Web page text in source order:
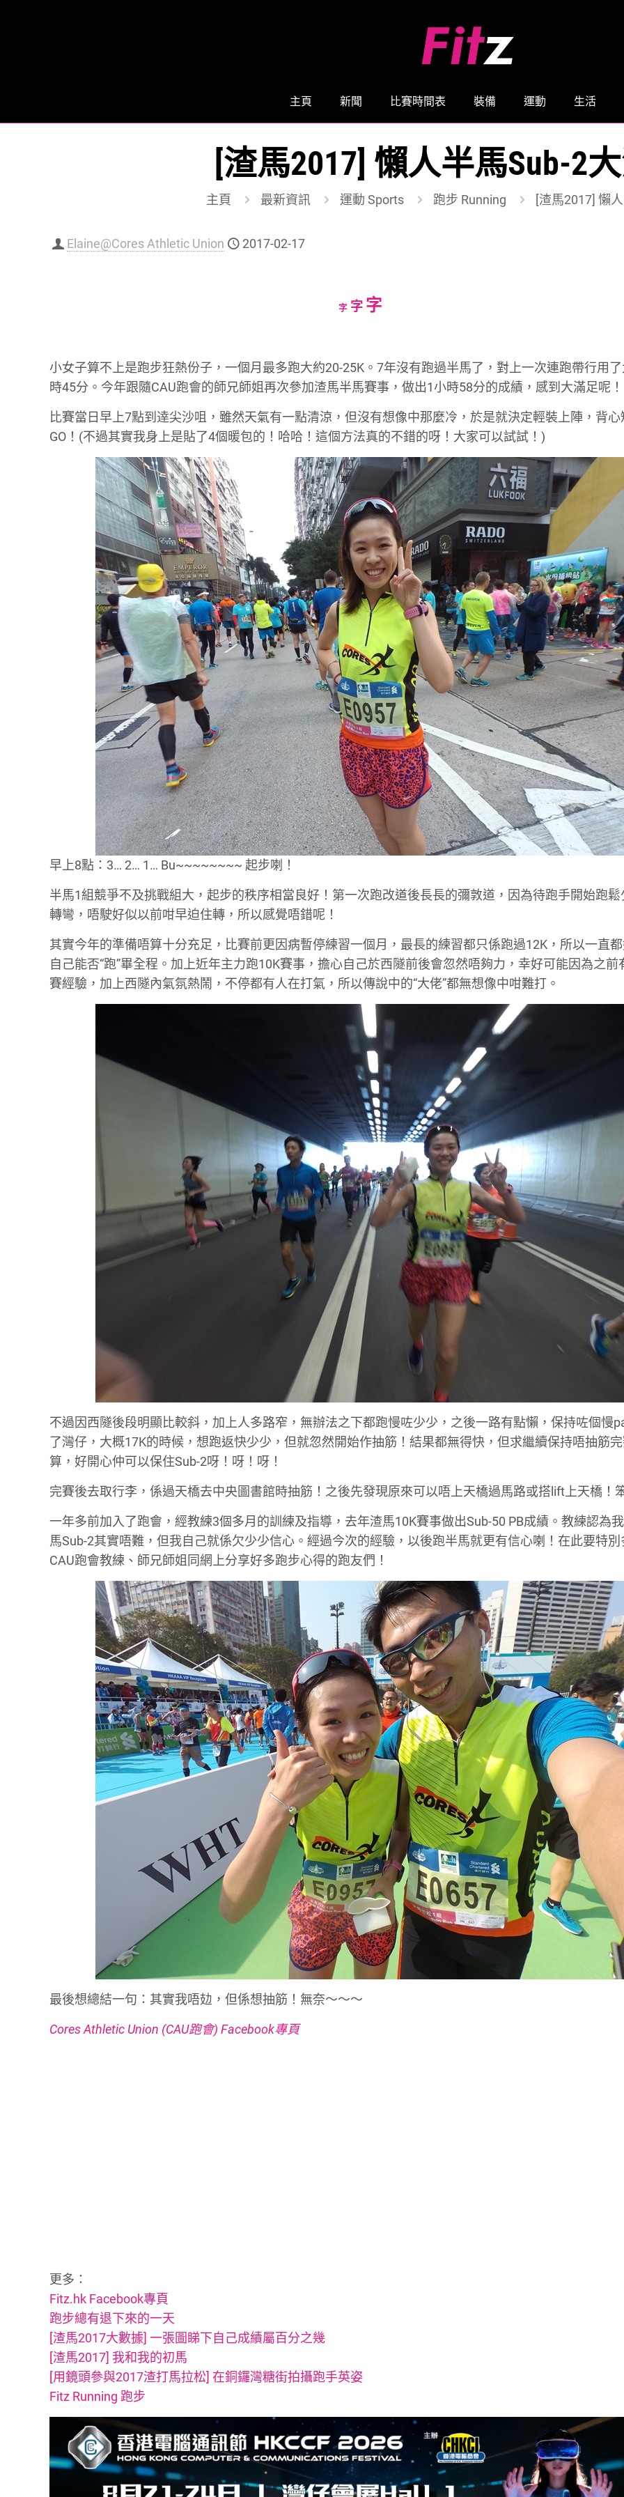
主頁 新聞 比賽時間表 裝備 運動 生活
[渣馬2017] 懶人半馬Sub-2
主頁 最新資訊 運動 Sports 跑步 Running [渣馬2017] 懶
Elaine@Cores Athletic Union 2017-02-17
字Decrease
字Reset
字Increase
小女子算不上是跑步狂熱份子，一個月最多跑大約20-25K。7年沒有跑過半馬了，對上一次連跑帶行用
時45分。今年跟隨CAU跑會的師兄師姐再次參加渣馬半馬賽事，做出1小時58分的成績，感到大滿足呢！
比賽當日早上7點到逹尖沙咀，雖然天氣有一點清涼，但沒有想像中那麼冷，於是就決定輕裝上陣，背心
GO！(不過其實我身上是貼了4個暖包的！哈哈！這個方法真的不錯的呀！大家可以試試！)
早上8點：3… 2… 1… Bu~~~~~~~~ 起步喇！
半馬1組競爭不及挑戰組大，起步的秩序相當良好！第一次跑改道後長長的彌敦道，因為待跑手開始跑鬆
轉彎，唔駛好似以前咁早迫住轉，所以感覺唔錯呢！
其實今年的準備唔算十分充足，比賽前更因病暫停練習一個月，最長的練習都只係跑過12K，所以一直
自己能否“跑”畢全程。加上近年主力跑10K賽事，擔心自己於西隧前後會忽然唔夠力，幸好可能因為之前
賽經驗，加上西隧內氣氛熱鬧，不停都有人在打氣，所以傳說中的“大佬”都無想像中咁難打。
不過因西隧後段明顯比較斜，加上人多路窄，無辦法之下都跑慢咗少少，之後一路有點懶，保持咗個慢
了灣仔，大概17K的時候，想跑返快少少，但就忽然開始作抽筋！結果都無得快，但求繼續保持唔抽筋
算，好開心仲可以保住Sub-2呀！呀！呀！
完賽後去取行李，係過天橋去中央圖書館時抽筋！之後先發現原來可以唔上天橋過馬路或搭lift上天橋！
一年多前加入了跑會，經教練3個多月的訓練及指導，去年渣馬10K賽事做出Sub-50 PB成績。教練認為
馬Sub-2其實唔難，但我自己就係欠少少信心。經過今次的經驗，以後跑半馬就更有信心喇！在此要特別
CAU跑會教練、師兄師姐同網上分享好多跑步心得的跑友們！
最後想總結一句：其實我唔攰，但係想抽筋！無奈～～～
Cores Athletic Union (CAU跑會) Facebook專頁
更多：
Fitz.hk Facebook專頁
跑步總有退下來的一天
[渣馬2017大數據] 一張圖睇下自己成績屬百分之幾
[渣馬2017] 我和我的初馬
[用鏡頭參與2017渣打馬拉松] 在銅鑼灣糖街拍攝跑手英姿
Fitz Running 跑步